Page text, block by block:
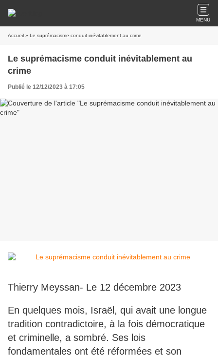
MENU
Accueil » Le suprémacisme conduit inévitablement au crime
Le suprémacisme conduit inévitablement au
crime
Publié le 12/12/2023 à 17:05
Thierry Meyssan- Le 12 décembre 2023
En quelques mois, Israël, qui avait une longue
tradition contradictoire, à la fois démocratique
et criminelle, a sombré. Ses lois
fondamentales ont été réformées et son